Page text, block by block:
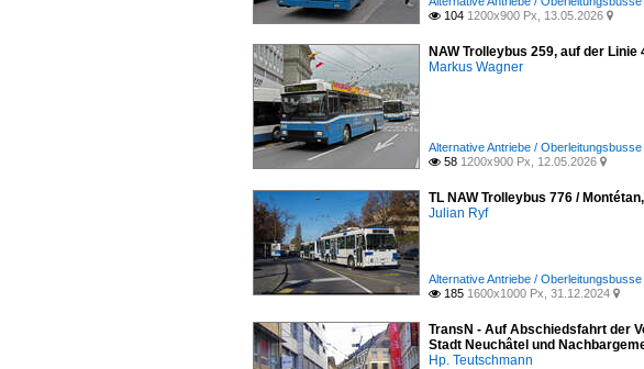
 104 1200x900 Px, 13.05.2026 
NAW Trolleybus 259, auf der
Markus Wagner
Alternative Antriebe /
 58 1200x900 Px, 12.05.2026 
TL NAW Trolleybus 776 /
Julian Ryf
Alternative Antriebe /
 185 1600x1000 Px, 31.12.2024 
TransN - Auf Abschiedsfahrt der
Stadt Neuchâtel und
Hp. Teutschmann